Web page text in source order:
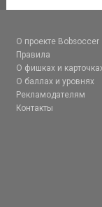
О проекте Bobsoccer
Правила
О фишках и
О баллах и уровнях
Рекламодателям
Контакты